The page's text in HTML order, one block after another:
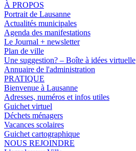
À PROPOS
Portrait de Lausanne
Actualités municipales
Agenda des manifestations
Le Journal + newsletter
Plan de ville
Une suggestion? – Boîte à idées virtuelle
Annuaire de l'administration
PRATIQUE
Bienvenue à Lausanne
Adresses, numéros et infos utiles
Guichet virtuel
Déchets ménagers
Vacances scolaires
Guichet cartographique
NOUS REJOINDRE